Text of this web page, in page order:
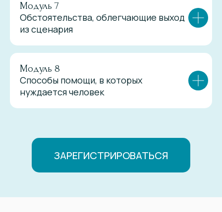
Модуль 7
Обстоятельства, облегчающие выход
из сценария
Модуль 8
Способы помощи, в которых
нуждается человек
ЗАРЕГИСТРИРОВАТЬСЯ